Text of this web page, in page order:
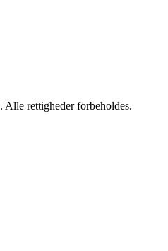
rettigheder forbeholdes.